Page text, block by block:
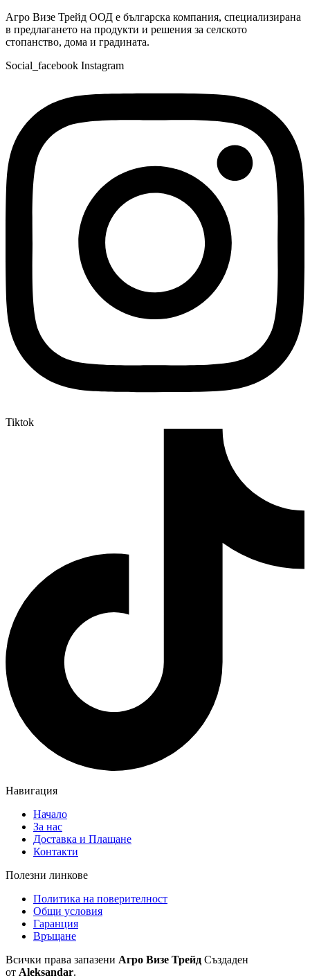
Агро Визе Трейд ООД е българска компания, специализирана
в предлагането на продукти и решения за селското
стопанство, дома и градината.
Social_facebook Instagram
Tiktok
Навигация
Начало
За нас
Доставка и Плащане
Контакти
Полезни линкове
Политика на поверителност
Общи условия
Гаранция
Връщане
Всички права запазени Агро Визе Трейд Създаден
от Aleksandar.